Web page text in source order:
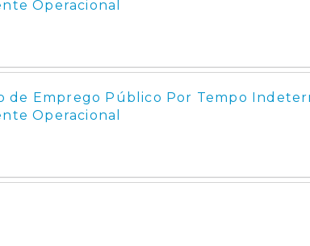
Operacional
de Emprego Público Por Tempo
Operacional